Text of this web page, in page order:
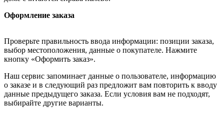
Оформление заказа
Проверьте правильность ввода информации: позиции заказа,
выбор местоположения, данные о покупателе. Нажмите
кнопку «Оформить заказ».
Наш сервис запоминает данные о пользователе, информацию
о заказе и в следующий раз предложит вам повторить к вводу
данные предыдущего заказа. Если условия вам не подходят,
выбирайте другие варианты.